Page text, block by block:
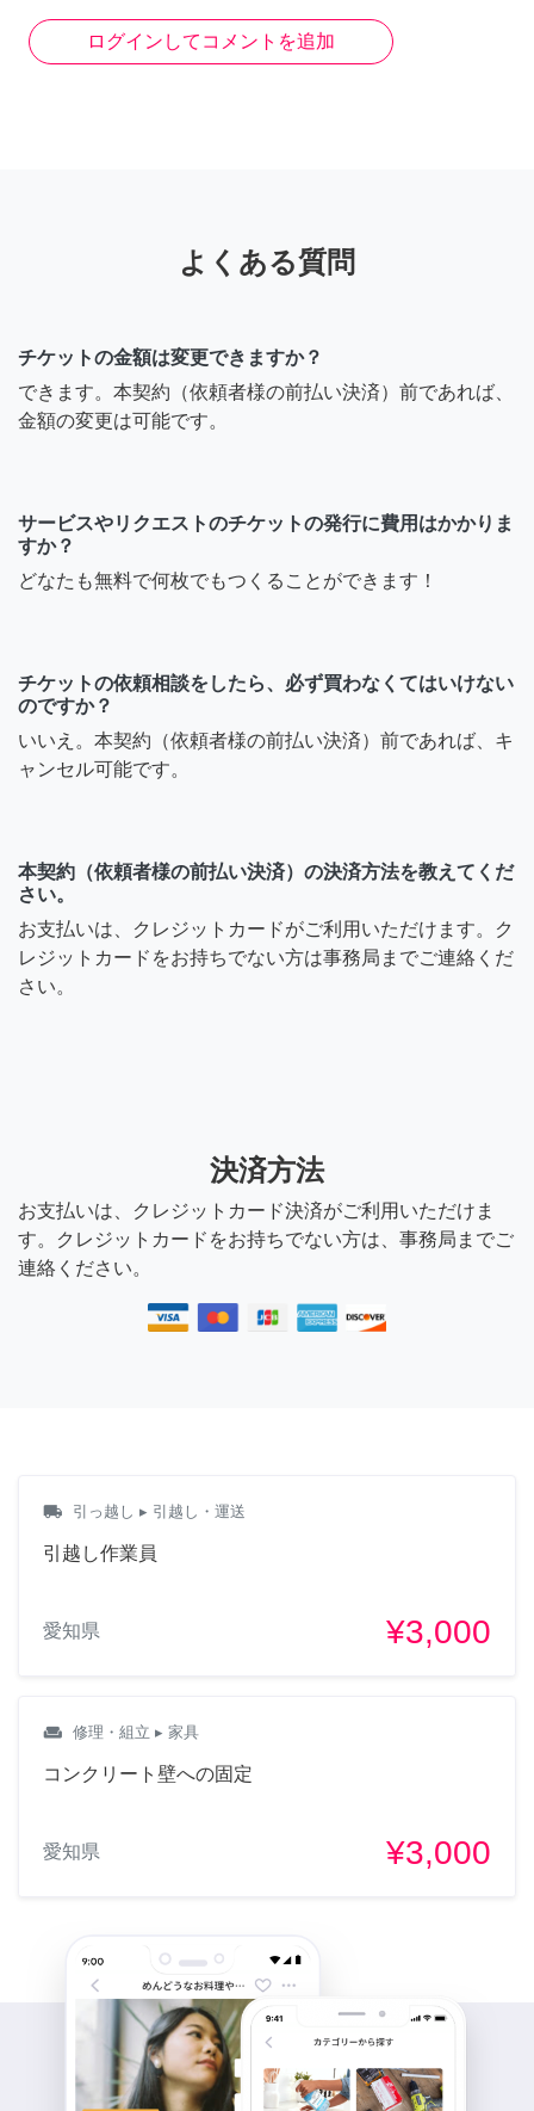
ログインしてコメントを追加
よくある質問
チケットの金額は変更できますか？
できます。本契約（依頼者様の前払い決済）前であれば、
金額の変更は可能です。
サービスやリクエストのチケットの発行に費用はかかりま
すか？
どなたも無料で何枚でもつくることができます！
チケットの依頼相談をしたら、必ず買わなくてはいけない
のですか？
いいえ。本契約（依頼者様の前払い決済）前であれば、キ
ャンセル可能です。
本契約（依頼者様の前払い決済）の決済方法を教えてくだ
さい。
お支払いは、クレジットカードがご利用いただけます。ク
レジットカードをお持ちでない方は事務局までご連絡くだ
さい。
決済方法
お支払いは、クレジットカード決済がご利用いただけま
す。クレジットカードをお持ちでない方は、事務局までご
連絡ください。
local_shipping 引っ越し ▸ 引越し・運送
引越し作業員
愛知県 ¥3,000
weekend 修理・組立 ▸ 家具
コンクリート壁への固定
愛知県 ¥3,000